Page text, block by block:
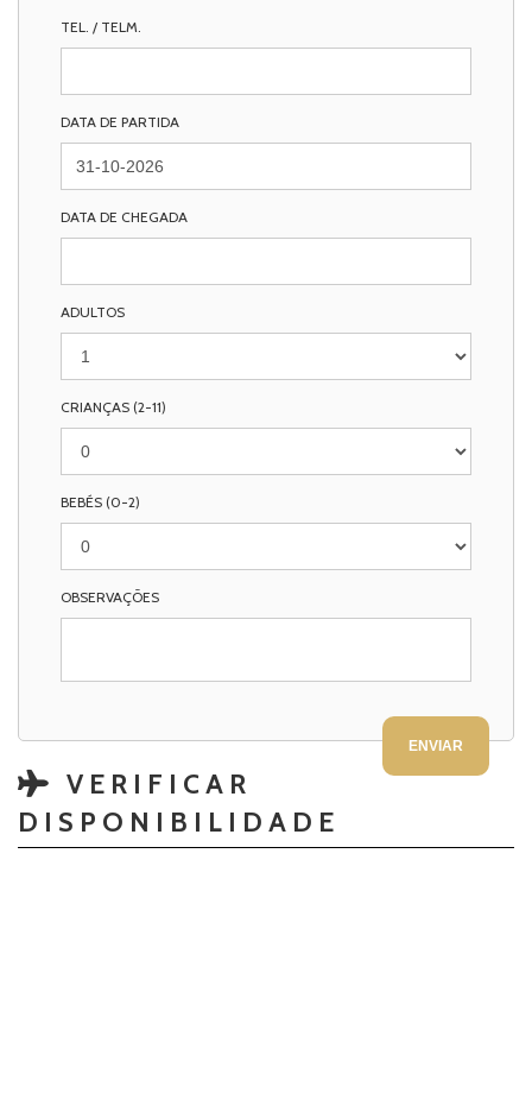
TEL. / TELM.
DATA DE PARTIDA
DATA DE CHEGADA
ADULTOS
CRIANÇAS (2-11)
BEBÉS (0-2)
OBSERVAÇÕES
VERIFICAR
DISPONIBILIDADE